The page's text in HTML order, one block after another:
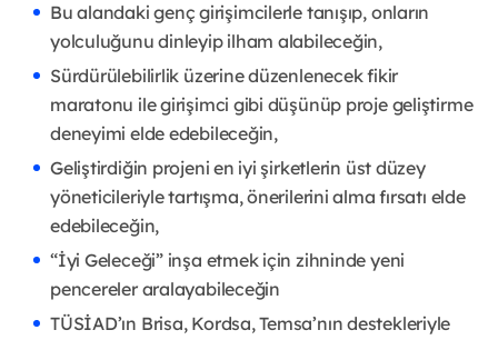
Bu alandaki genç girişimcilerle tanışıp, onların
yolculuğunu dinleyip ilham alabileceğin,
Sürdürülebilirlik üzerine düzenlenecek fikir
maratonu ile girişimci gibi düşünüp proje geliştirme
deneyimi elde edebileceğin,
Geliştirdiğin projeni en iyi şirketlerin üst düzey
yöneticileriyle tartışma, önerilerini alma fırsatı elde
edebileceğin,
“İyi Geleceği” inşa etmek için zihninde yeni
pencereler aralayabileceğin
TÜSİAD’ın Brisa, Kordsa, Temsa’nın destekleriyle